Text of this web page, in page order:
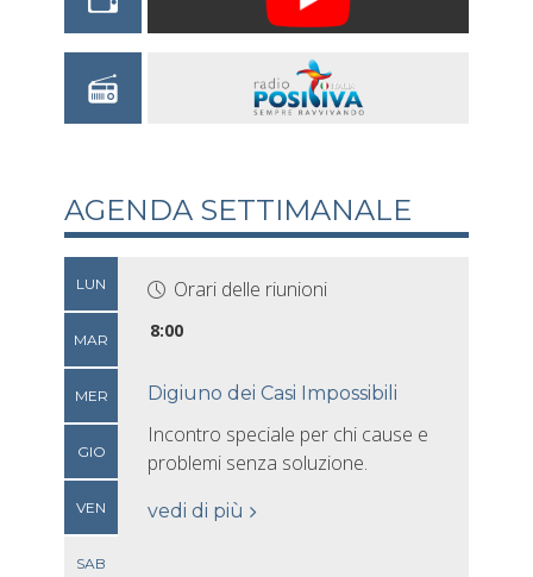
AGENDA SETTIMANALE
LUN
MAR
MER
GIO
VEN
SAB
Orari delle riunioni
8:00
Digiuno dei Casi Impossibili
Incontro speciale per chi cause e
problemi senza soluzione.
vedi di più